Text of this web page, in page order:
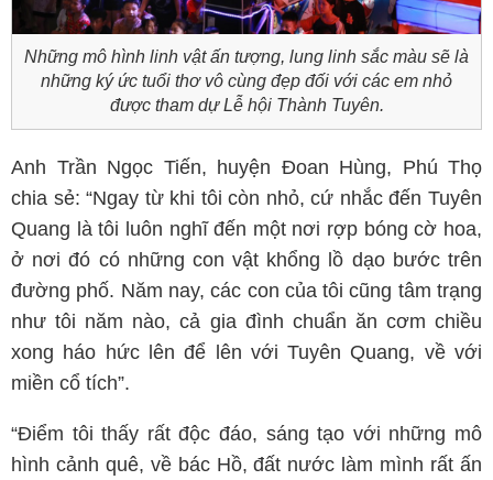
Những mô hình linh vật ấn tượng, lung linh sắc màu sẽ là
những ký ức tuổi thơ vô cùng đẹp đối với các em nhỏ
được tham dự Lễ hội Thành Tuyên.
Anh Trần Ngọc Tiến, huyện Đoan Hùng, Phú Thọ
chia sẻ: “Ngay từ khi tôi còn nhỏ, cứ nhắc đến Tuyên
Quang là tôi luôn nghĩ đến một nơi rợp bóng cờ hoa,
ở nơi đó có những con vật khổng lồ dạo bước trên
đường phố. Năm nay, các con của tôi cũng tâm trạng
như tôi năm nào, cả gia đình chuẩn ăn cơm chiều
xong háo hức lên để lên với Tuyên Quang, về với
miền cổ tích”.
“Điểm tôi thấy rất độc đáo, sáng tạo với những mô
hình cảnh quê, về bác Hồ, đất nước làm mình rất ấn